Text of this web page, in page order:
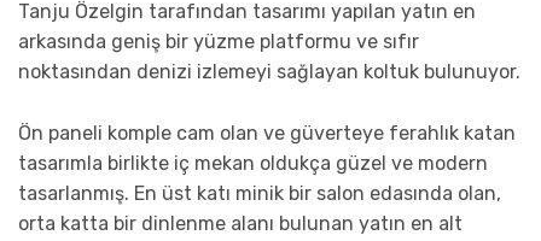
Tanju Özelgin tarafından tasarımı yapılan yatın en
arkasında geniş bir yüzme platformu ve sıfır
noktasından denizi izlemeyi sağlayan koltuk bulunuyor.
Ön paneli komple cam olan ve güverteye ferahlık katan
tasarımla birlikte iç mekan oldukça güzel ve modern
tasarlanmış. En üst katı minik bir salon edasında olan,
orta katta bir dinlenme alanı bulunan yatın en alt